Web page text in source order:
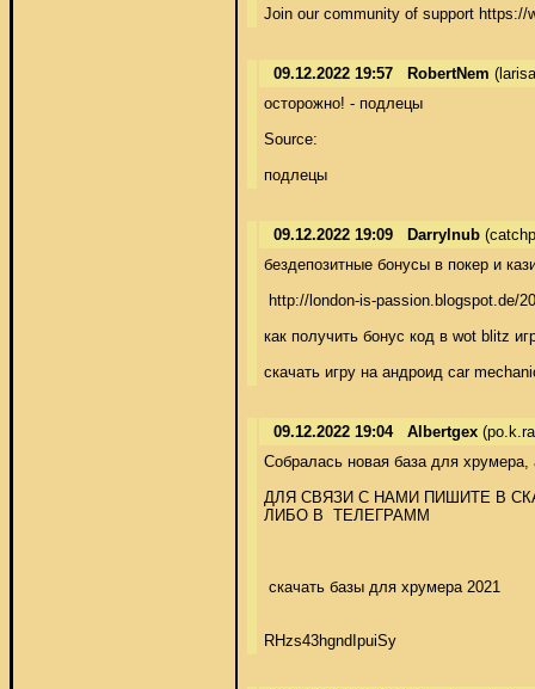
Join our community of support https://
09.12.2022 19:57 RobertNem
осторожно! - подлецы
Source:
подлецы
09.12.2022 19:09 Darrylnub
бездепозитные бонусы в покер и
http://london-is-passion.blogspot.de/
как получить бонус код в wot blitz
скачать игру на андроид car
09.12.2022 19:04 Albertgex
Собралась новая база для
ДЛЯ СВЯЗИ С НАМИ ПИШИТЕ В
ЛИБО В  ТЕЛЕГРАММ
скачать базы для хрумера 2021
RHzs43hgndIpuiSy